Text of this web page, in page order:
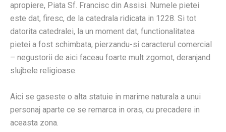
apropiere, Piata Sf. Francisc din Assisi. Numele pietei
este dat, firesc, de la catedrala ridicata in 1228. Si tot
datorita catedralei, la un moment dat, functionalitatea
pietei a fost schimbata, pierzandu-si caracterul comercial
– negustorii de aici faceau foarte mult zgomot, deranjand
slujbele religioase.
Aici se gaseste o alta statuie in marime naturala a unui
personaj aparte ce se remarca in oras, cu precadere in
aceasta zona.